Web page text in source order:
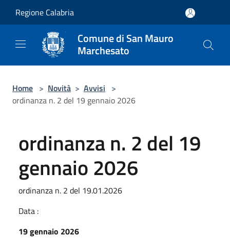
Regione Calabria
Comune di San Mauro
Marchesato
Home > Novità > Avvisi >
ordinanza n. 2 del 19 gennaio 2026
ordinanza n. 2 del 19
gennaio 2026
ordinanza n. 2 del 19.01.2026
Data :
19 gennaio 2026